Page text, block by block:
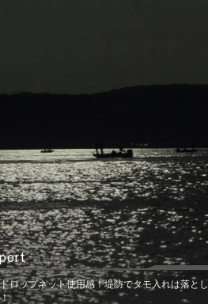
最新記事
ロップネット使用感！堤防でタモ入れは落とし